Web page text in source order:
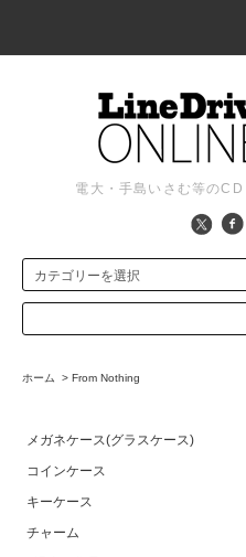
電大・手島いさむ等の
ホーム > From Nothing
メガネケース(グラスケース)
コインケース
キーケース
チャーム